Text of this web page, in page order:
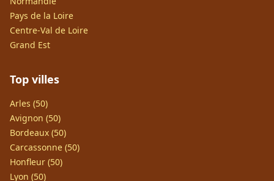
Pays de la Loire
Centre-Val de Loire
Grand Est
Top villes
Arles (50)
Avignon (50)
Bordeaux (50)
Carcassonne (50)
Honfleur (50)
Lyon (50)